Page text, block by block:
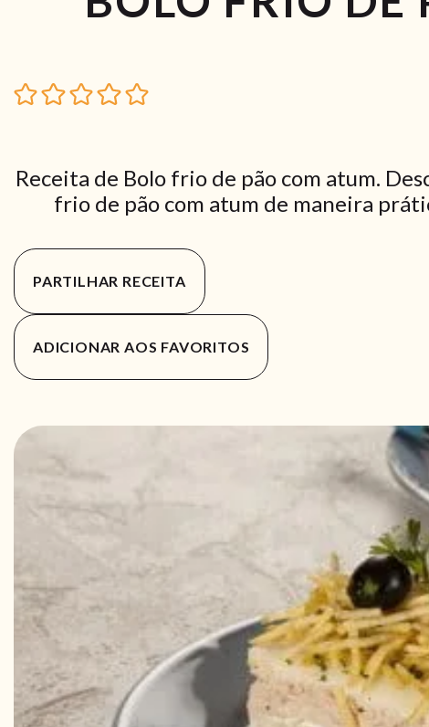
Receita de Bolo frio de pão com atum.
frio de pão com atum de maneira
PARTILHAR RECEITA
ADICIONAR AOS FAVORITOS